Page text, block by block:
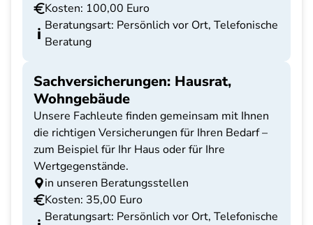
Kosten: 100,00 Euro
Beratungsart: Persönlich vor Ort, Telefonische
Beratung
Sachversicherungen: Hausrat,
Wohngebäude
Unsere Fachleute finden gemeinsam mit Ihnen
die richtigen Versicherungen für Ihren Bedarf –
zum Beispiel für Ihr Haus oder für Ihre
Wertgegenstände.
in unseren Beratungsstellen
Kosten: 35,00 Euro
Beratungsart: Persönlich vor Ort, Telefonische